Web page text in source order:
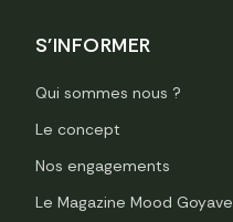
S'INFORMER
Qui sommes nous ?
Le concept
Nos engagements
Le Magazine Mood Goyave